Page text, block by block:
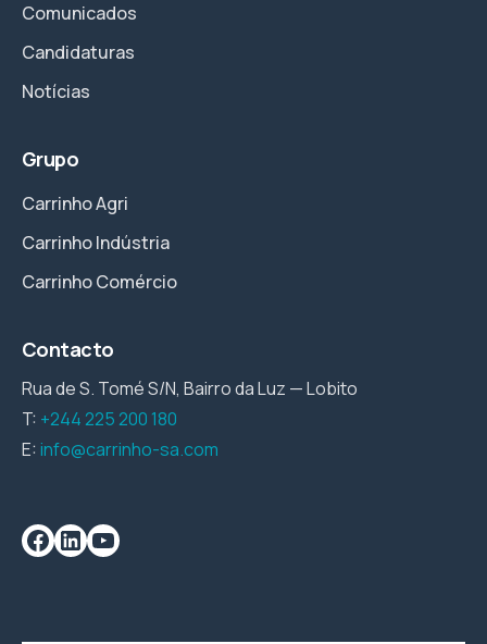
Comunicados
Candidaturas
Notícias
Grupo
Carrinho Agri
Carrinho Indústria
Carrinho Comércio
Contacto
Rua de S. Tomé S/N, Bairro da Luz — Lobito
T: +244 225 200 180
E:info@carrinho-sa.com